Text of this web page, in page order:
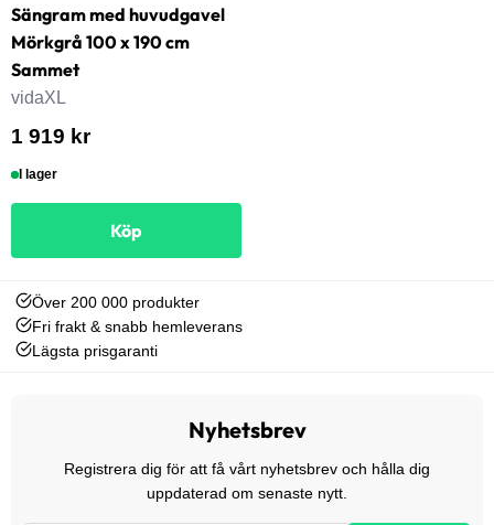
Sängram med huvudgavel
Mörkgrå 100 x 190 cm
Sammet
vidaXL
1 919 kr
I lager
Köp
Över 200 000 produkter
Fri frakt & snabb hemleverans
Lägsta prisgaranti
Nyhetsbrev
Registrera dig för att få vårt nyhetsbrev och hålla dig
uppdaterad om senaste nytt.